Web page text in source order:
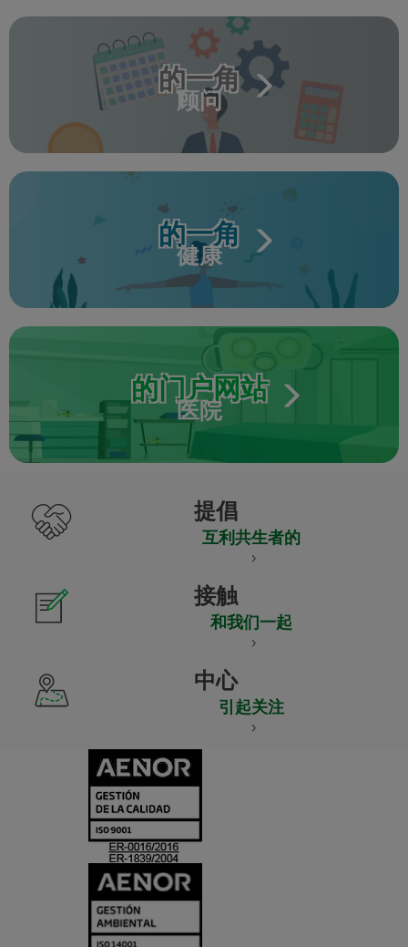
的一角
顾问
的一角
健康
的门户网站
医院
提倡
互利共生者的
接触
和我们一起
中心
引起关注